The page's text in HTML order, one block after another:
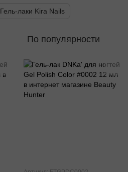
Гель-лаки Kira Nails
По популярности